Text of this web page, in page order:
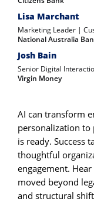
Lisa Marchant
Marketing Leader |
National Australia
Josh Bain
Senior Digital
Virgin Money
AI can transform
personalization
is ready. Success
thoughtful
engagement.
moved beyond
and structural